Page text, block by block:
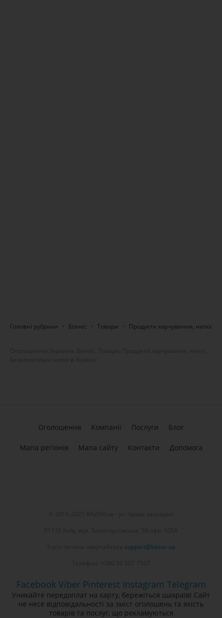
Головні рубрики Бізнес Товари Продукти харчування, напої
support@bazar.ua
Оголошення Компанії Послуги Блог
Мапа регіонів Мапа сайту Контакти Допомога
Facebook Viber Pinterest Instagram Telegram
Уникайте передоплат на карту, бережіться шахраїв! Сайт
не несе відповідальності за зміст оголошень та якість
товарів та послуг, що рекламуються